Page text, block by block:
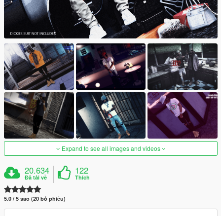
Expand to see all images and videos
20.634
Đã tải về
122
Thích
5.0 / 5 sao (20 bỏ phiếu)